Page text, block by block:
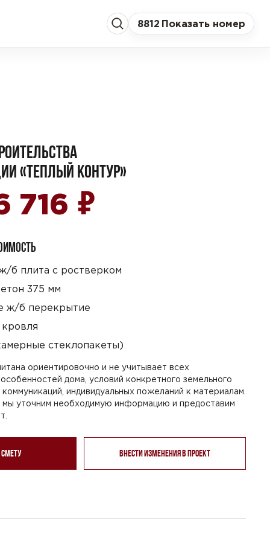
8812 Показать номер
«ТЕПЛЫЙ КОНТУР»
716 ₽
б плита с ростверком
375 мм
ж/б перекрытие
стеклопакеты)
ориентировочно и не учитывает всех
дома, условий конкретного земельного
коммуникаций, индивидуальных пожеланий к материалам.
мы уточним необходимую информацию и предоставим
смету Внести изменения в проект